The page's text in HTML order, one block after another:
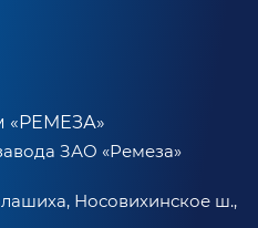
«РЕМЕЗА»
ЗАО «Ремеза»
Носовихинское ш.,